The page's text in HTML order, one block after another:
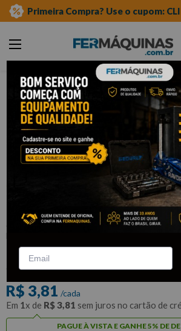
Primeira Compra? Use o cupom:
jardinagem conexões
Esguicho Ajustável –
:651828
R$3,62
com5% de descontono PIX ou Boleto
R$ 3,81 /cada
Em 1x de R$3,81 sem juros no cartão de
PAGUE À VISTA E GANHE 5% DE